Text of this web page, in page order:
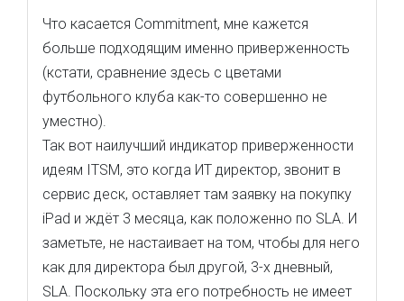
Что касается Commitment, мне кажется
больше подходящим именно приверженность
(кстати, сравнение здесь с цветами
футбольного клуба как-то совершенно не
уместно).
Так вот наилучший индикатор приверженности
идеям ITSM, это когда ИТ директор, звонит в
сервис деск, оставляет там заявку на покупку
iPad и ждёт 3 месяца, как положенно по SLA. И
заметьте, не настаивает на том, чтобы для него
как для директора был другой, 3-х дневный,
SLA. Поскольку эта его потребность не имеет